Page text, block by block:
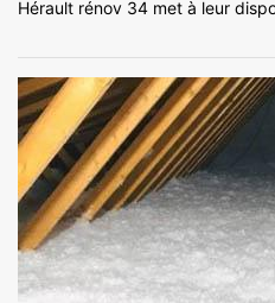
Hérault rénov 34 met à leur